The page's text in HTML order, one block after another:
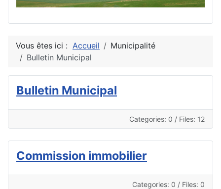
Vous êtes ici : Accueil
Municipalité
Bulletin Municipal
Bulletin Municipal
Categories: 0 / Files: 12
Commission immobilier
Categories: 0 / Files: 0